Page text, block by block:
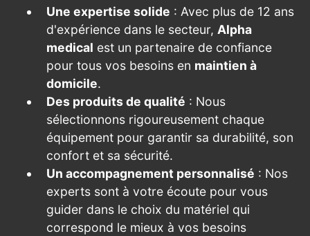
Une expertise solide : Avec plus de 12 ans
d'expérience dans le secteur, Alpha
medical est un partenaire de confiance
pour tous vos besoins en maintien à
domicile.
Des produits de qualité : Nous
sélectionnons rigoureusement chaque
équipement pour garantir sa durabilité, son
confort et sa sécurité.
Un accompagnement personnalisé : Nos
experts sont à votre écoute pour vous
guider dans le choix du matériel qui
correspond le mieux à vos besoins